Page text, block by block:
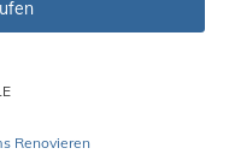
Renovieren